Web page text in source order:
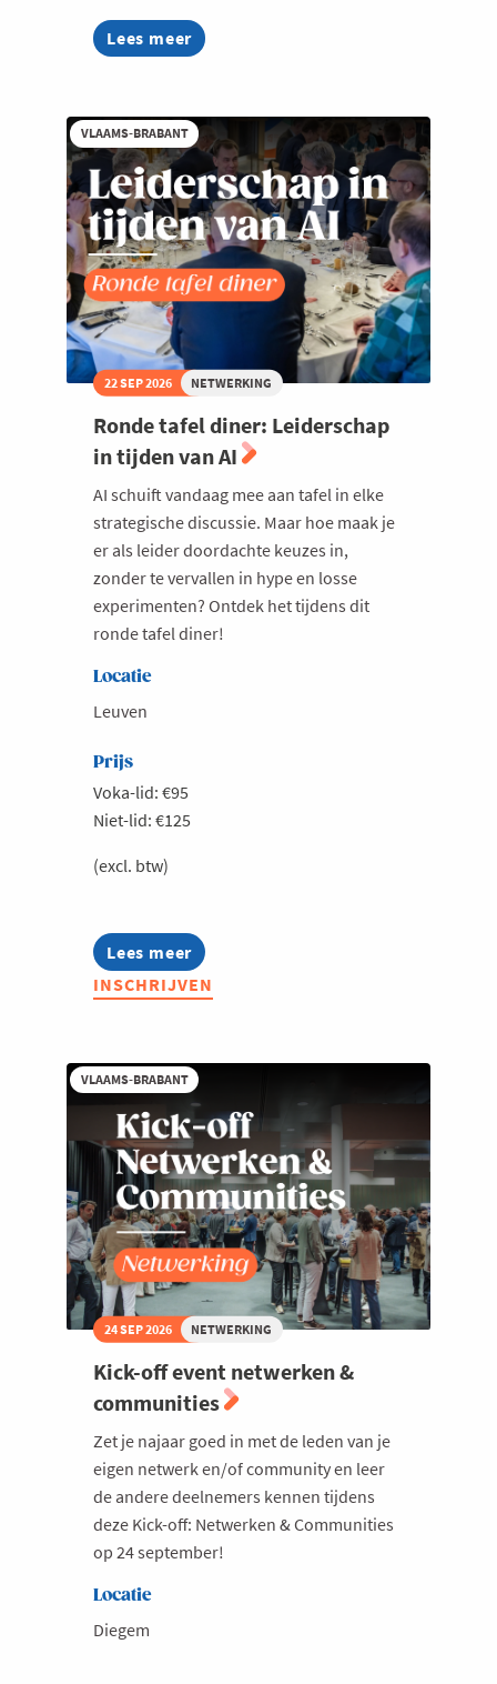
Lees meer
about
Bite
VLAAMS-BRABANT
22 SEP 2026 NETWERKING
Ronde tafel diner: Leiderschap
in tijden van AI
AI schuift vandaag mee aan tafel in elke
strategische discussie. Maar hoe maak je
er als leider doordachte keuzes in,
zonder te vervallen in hype en losse
experimenten? Ontdek het tijdens dit
ronde tafel diner!
Locatie
Leuven
Prijs
Voka-lid: €95
Niet-lid: €125
(excl. btw)
Lees meer
about
Ronde
tafel
tijden
van
AI
INSCHRIJVEN
VLAAMS-BRABANT
24 SEP 2026 NETWERKING
Kick-off event netwerken &
communities
Zet je najaar goed in met de leden van je
eigen netwerk en/of community en leer
de andere deelnemers kennen tijdens
deze Kick-off: Netwerken & Communities
op 24 september!
Locatie
Diegem